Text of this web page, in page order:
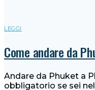
LEGGI
Come andare da
Andare da Phuket a
obbligatorio se sei